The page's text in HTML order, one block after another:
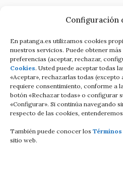
Configuración
En patanga.es utilizamos cookies
nuestros servicios. Puede obtener
preferencias (aceptar, rechazar,
Cookies. Usted puede aceptar todas
«Aceptar», rechazarlas todas (excepto
requiere consentimiento, conforme a
botón «Rechazar todas» o configurar
«Configurar». Si continúa navegando
respecto de las cookies,
También puede conocer los
sitio web.
Términos y condiciones
Condiciones de
C/Altamira
Luanco
Tell: +34
Email: